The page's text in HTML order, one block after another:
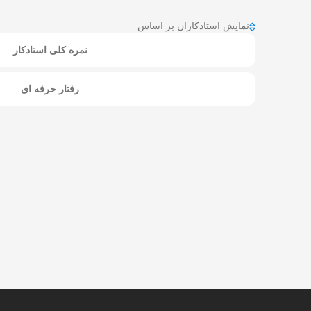
نمایش استادکاران بر اساس
نمره کلی استادکار
رفتار حرفه ای